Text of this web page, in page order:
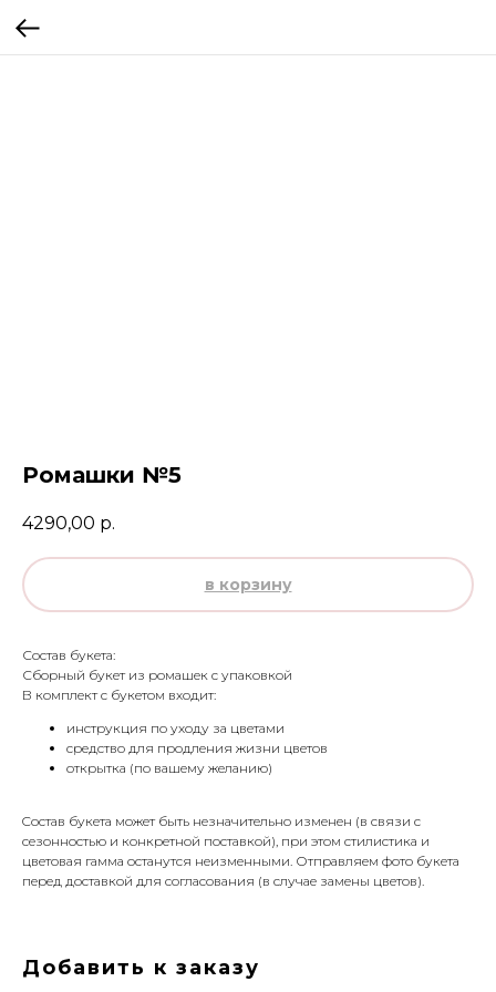
Ромашки №5
4290,00 р.
в корзину
Состав букета:
Сборный букет из ромашек с упаковкой
В комплект с букетом входит:
инструкция по уходу за цветами
средство для продления жизни цветов
открытка (по вашему желанию)
Cостав букета может быть незначительно изменен (в связи с
сезонностью и конкретной поставкой), при этом стилистика и
цветовая гамма останутся неизменными. Отправляем фото букета
перед доставкой для согласования (в случае замены цветов).
Добавить к заказу